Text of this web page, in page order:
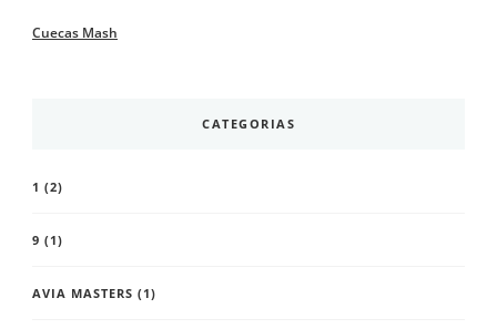
Cuecas Mash
CATEGORIAS
1 (2)
9 (1)
AVIA MASTERS (1)